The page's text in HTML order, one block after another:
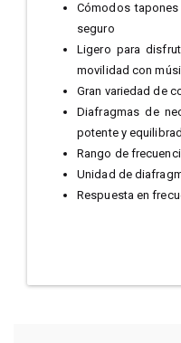
Cómodos
seguro
Ligero para
movilidad con
Gran variedad de
Diafragmas de
potente y
Rango de
Unidad de
Respuesta en